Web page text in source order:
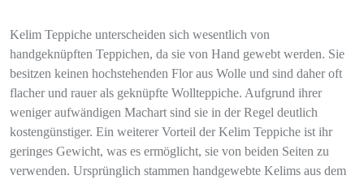
Kelim Teppiche unterscheiden sich wesentlich von
handgeknüpften Teppichen, da sie von Hand gewebt werden. Sie
besitzen keinen hochstehenden Flor aus Wolle und sind daher oft
flacher und rauer als geknüpfte Wollteppiche. Aufgrund ihrer
weniger aufwändigen Machart sind sie in der Regel deutlich
kostengünstiger. Ein weiterer Vorteil der Kelim Teppiche ist ihr
geringes Gewicht, was es ermöglicht, sie von beiden Seiten zu
verwenden. Ursprünglich stammen handgewebte Kelims aus dem